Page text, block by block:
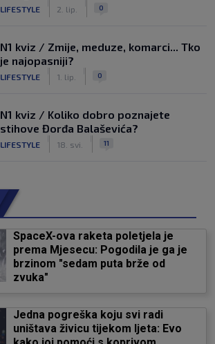
LIFESTYLE 2. lip. 0
N1 kviz / Zmije, meduze, komarci... Tko
je najopasniji?
LIFESTYLE 1. lip. 0
N1 kviz / Koliko dobro poznajete
stihove Đorđa Balaševića?
LIFESTYLE 18. svi. 11
SpaceX-ova raketa poletjela je
prema Mjesecu: Pogodila je ga je
brzinom "sedam puta brže od
zvuka"
Jedna pogreška koju svi radi
uništava živicu tijekom ljeta: Evo